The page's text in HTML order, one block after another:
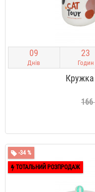
09
Днів
23
Годин
Кружка
166
-34 %
ТОТАЛЬНИЙ РОЗПРОДАЖ